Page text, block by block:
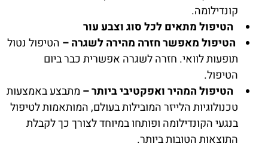
קונדילומה.
הטיפול מתאים לכל סוג וצבע עור
הטיפול מאפשר חזרה מהירה לשגרה – הטיפול נטול
תופעות לוואי. חזרה לשגרה אפשרית כבר ביום
הטיפול.
הטיפול המהיר ואפקטיבי ביותר – מתבצע באמצעות
טכנולוגיות הלייזר המובילות בעולם, המותאמות לטיפול
בנגעי הקונדילומה ופותחו במיוחד לצורך כך לקבלת
התוצאות הטובות ביותר.